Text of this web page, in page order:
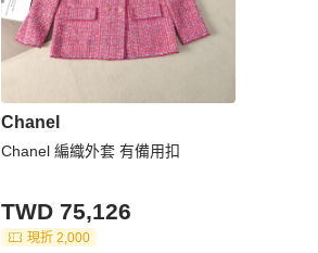
Chanel
Chanel 編織外套 有備用扣
TWD 75,126
現折 2,000